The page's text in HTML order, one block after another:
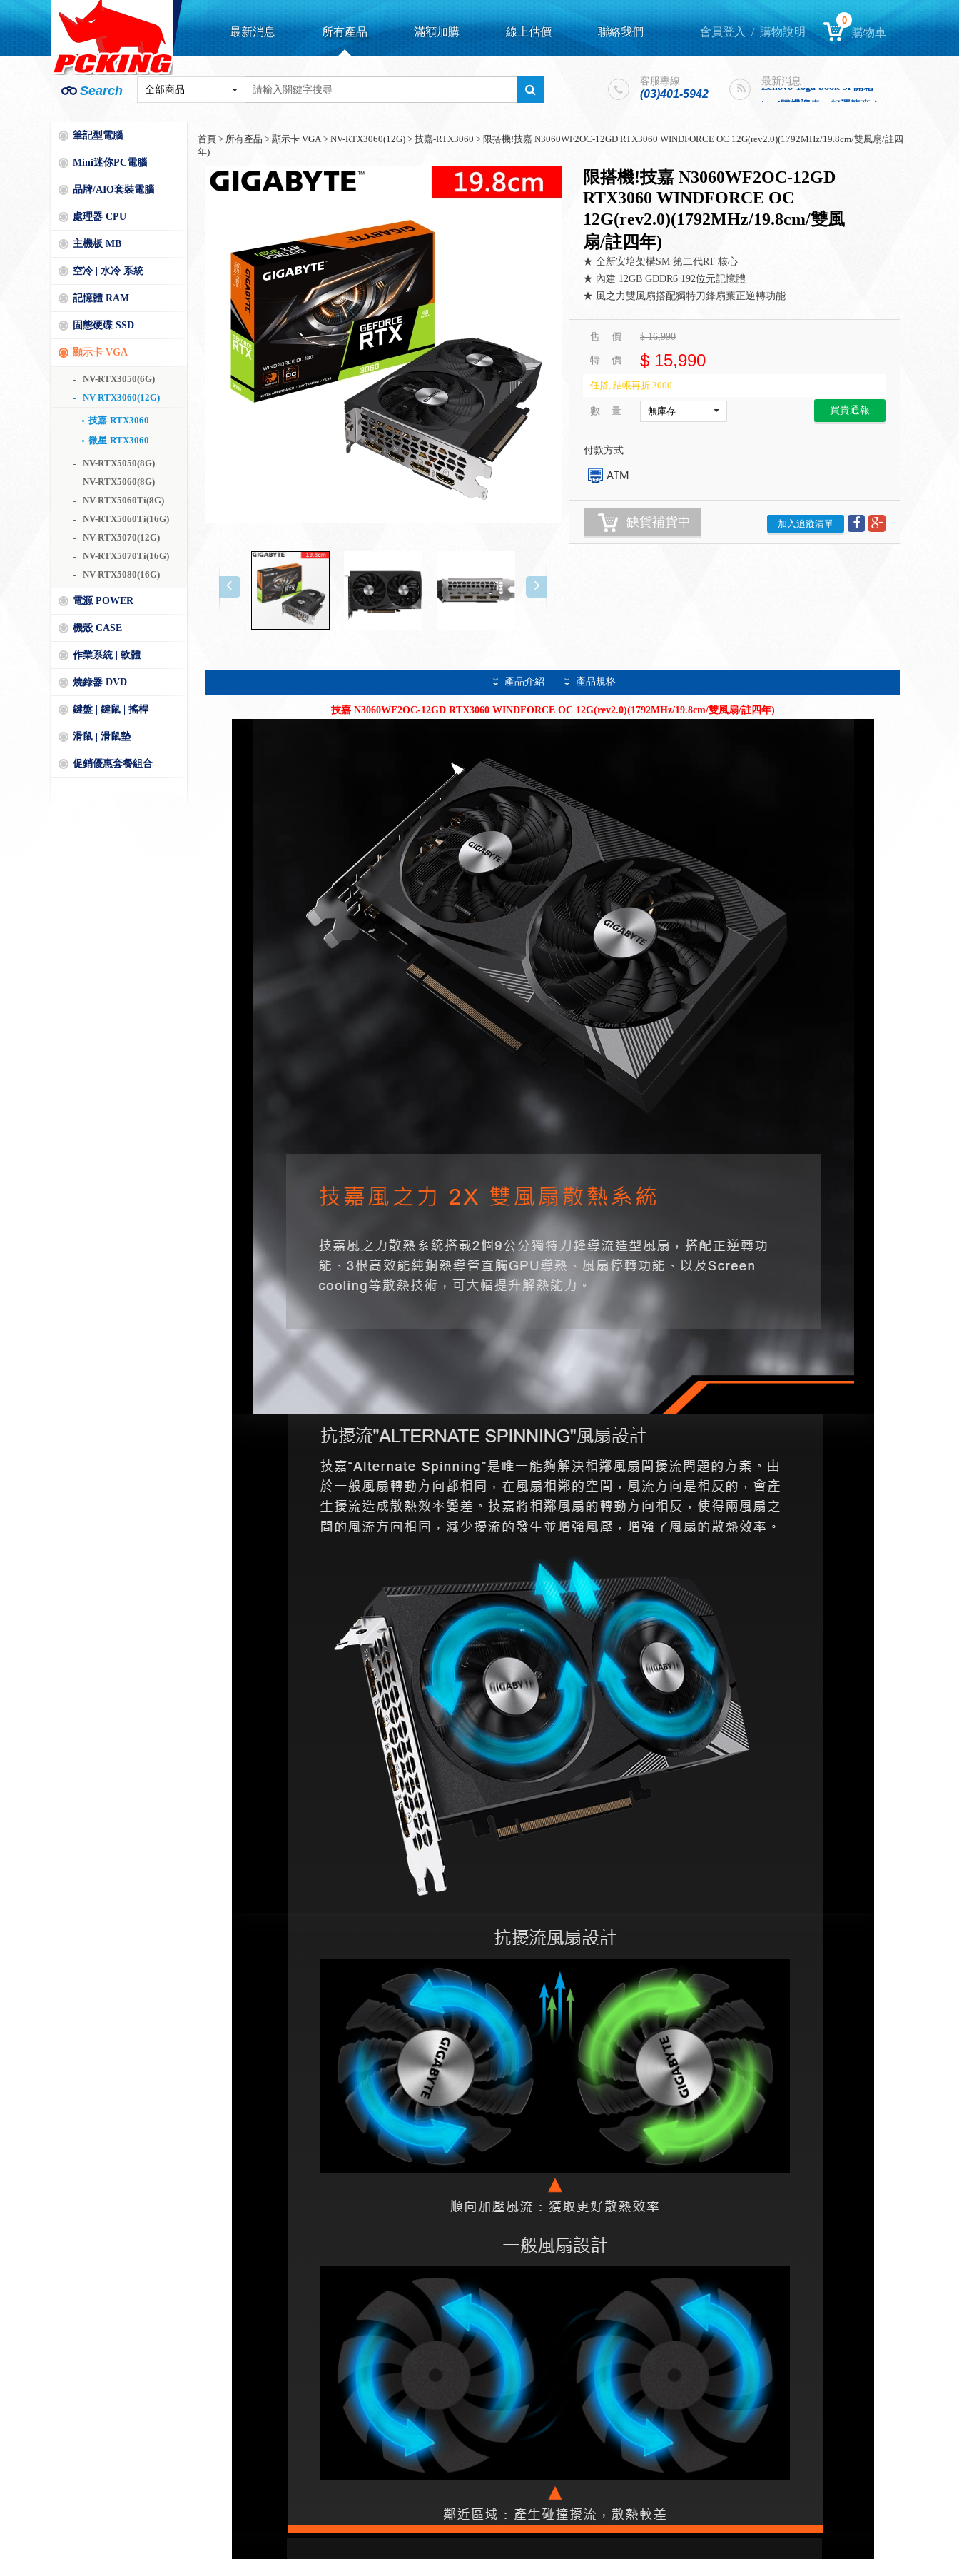
最新消息 所有產品 滿額加購 線上估價 聯絡我們 會員登入 /購物說明
0
購物車
Search
客服專線
(03)401-5942
最新消息
Lenovo Yoga book 9i 開箱
Lenovo Yoga book 9i 開箱
intel購機迎春，好運龍來！
筆記型電腦
Mini迷你PC電腦
品牌/AIO套裝電腦
處理器 CPU
主機板 MB
空冷 | 水冷 系統
記憶體 RAM
固態硬碟 SSD
顯示卡 VGA
NV-RTX3050(6G)
NV-RTX3060(12G)
技嘉-RTX3060
微星-RTX3060
NV-RTX5050(8G)
NV-RTX5060(8G)
NV-RTX5060Ti(8G)
NV-RTX5060Ti(16G)
NV-RTX5070(12G)
NV-RTX5070Ti(16G)
NV-RTX5080(16G)
電源 POWER
機殼 CASE
作業系統 | 軟體
燒錄器 DVD
鍵盤 | 鍵鼠 | 搖桿
滑鼠 | 滑鼠墊
促銷優惠套餐組合
首頁 > 所有產品 > 顯示卡 VGA> NV-RTX3060(12G) > 技嘉-RTX3060 > 限搭機!技嘉 N3060WF2OC-12GD RTX3060 WINDFORCE OC 12G(rev2.0)(1792MHz/19.8cm/雙風扇/註四
年)
限搭機!技嘉 N3060WF2OC-12GD
RTX3060 WINDFORCE OC
12G(rev2.0)(1792MHz/19.8cm/雙風
扇/註四年)
★ 全新安培架構SM 第二代RT 核心
★ 內建 12GB GDDR6 192位元記憶體
★ 風之力雙風扇搭配獨特刀鋒扇葉正逆轉功能
售 價 $16,990
特 價 $ 15,990
任搭, 結帳再折 3000
數 量 買貴通報
付款方式
缺貨補貨中 加入追蹤清單
產品介紹 產品規格
技嘉 N3060WF2OC-12GD RTX3060 WINDFORCE OC 12G(rev2.0)(1792MHz/19.8cm/雙風扇/註四年)